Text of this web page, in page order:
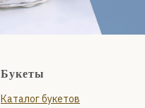
Букеты
Каталог букетов